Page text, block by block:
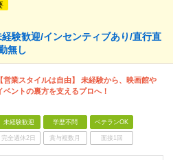
験歓迎/インセンティブあり/直行直
無し
【営業スタイルは自由】 未経験から、映画館や
ベントの裏方を支えるプロへ！
未経験歓迎 学歴不問 ベテランOK
完全週休2日 賞与複数月 面接1回